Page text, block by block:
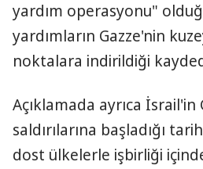
yardım operasyonu"
yardımların Gazze'nin
noktalara indirildiği
Açıklamada ayrıca
saldırılarına başladığı
dost ülkelerle işbirliği